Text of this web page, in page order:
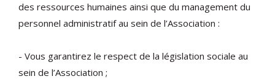
des ressources humaines ainsi que du management du
personnel administratif au sein de l’Association :
- Vous garantirez le respect de la législation sociale au
sein de l’Association ;